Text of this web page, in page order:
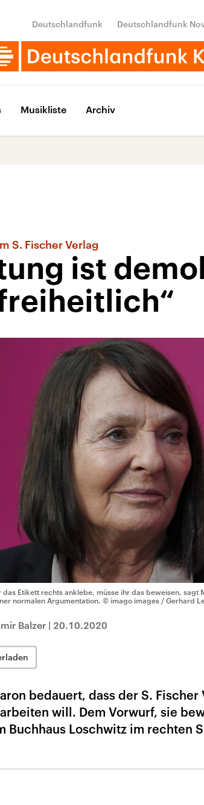
Deutschlandfunk Deutschlandfunk
Musikliste Archiv
S. Fischer Verlag
ist
das Etikett rechts anklebe, müsse ihr das beweisen, sagt
normalen Argumentation. © imago images / Gerhard
Balzer | 20.10.2020
bedauert, dass der S. Fischer
will. Dem Vorwurf, sie
Buchhaus Loschwitz im rechten